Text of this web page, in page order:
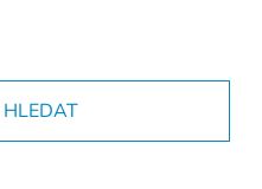
HLEDAT